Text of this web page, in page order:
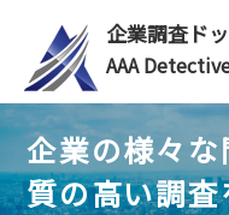
企業調査ド
AAA
企業の様々
質の高い調